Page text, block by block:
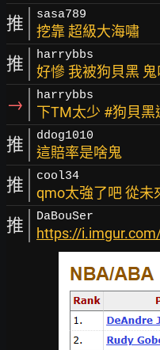
推 sasa789
挖靠 超級大海嘯
推 harrybbs
好慘 我被狗貝黑 鬼
→ harrybbs
下TM太少 #狗貝黑
推 ddog1010
這賠率是啥鬼
推 cool34
qmo太強了吧 從未
推 DaBouSer
https://